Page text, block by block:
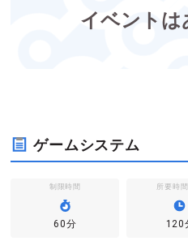
イベントは
ゲームシステム
制限時間
60分
所要時
120